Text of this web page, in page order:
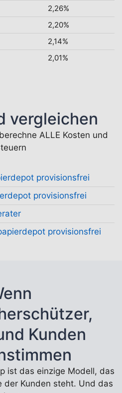
2,26%
2,20%
2,14%
2,01%
vergleichen
ALLE Kosten und
provisionsfrei
provisionsfrei
provisionsfrei
Kunden
ist das einzige Modell, das
der Kunden steht. Und das